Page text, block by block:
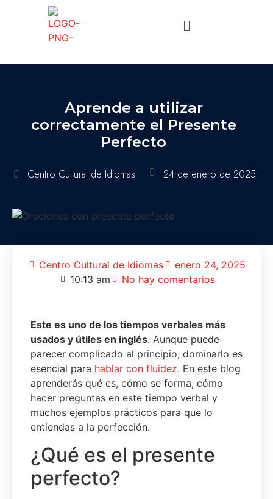
Aprende a utilizar
correctamente el Presente
Perfecto
Centro Cultural de Idiomas 24 de enero de 2025
Centro Cultural de Idiomas
enero 24, 2025
10:13 am
No hay comentarios
Este es uno de los tiempos verbales más
usados y útiles en inglés. Aunque puede
parecer complicado al principio, dominarlo es
esencial para hablar con fluidez. En este blog
aprenderás qué es, cómo se forma, cómo
hacer preguntas en este tiempo verbal y
muchos ejemplos prácticos para que lo
entiendas a la perfección.
¿Qué es el presente
perfecto?